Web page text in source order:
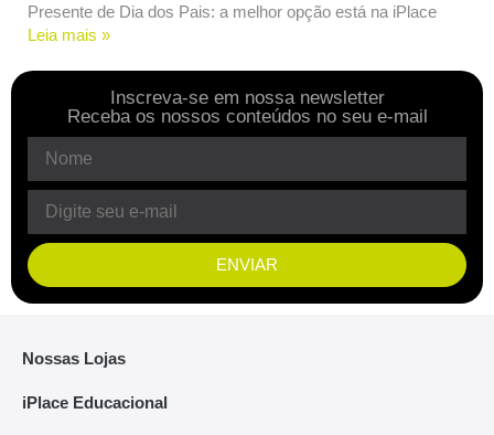
Presente de Dia dos Pais: a melhor opção está na iPlace
Leia mais »
Inscreva-se em nossa newsletter
Receba os nossos conteúdos no seu e-mail
ENVIAR
Nossas Lojas
iPlace Educacional